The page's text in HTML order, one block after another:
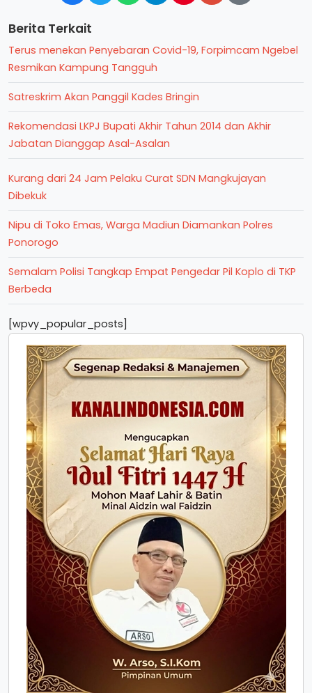
Berita Terkait
Terus menekan Penyebaran Covid-19, Forpimcam Ngebel
Resmikan Kampung Tangguh
Satreskrim Akan Panggil Kades Bringin
Rekomendasi LKPJ Bupati Akhir Tahun 2014 dan Akhir
Jabatan Dianggap Asal-Asalan
Kurang dari 24 Jam Pelaku Curat SDN Mangkujayan
Dibekuk
Nipu di Toko Emas, Warga Madiun Diamankan Polres
Ponorogo
Semalam Polisi Tangkap Empat Pengedar Pil Koplo di TKP
Berbeda
[wpvy_popular_posts]